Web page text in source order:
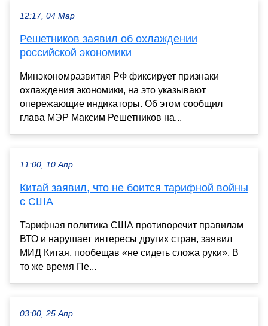
12:17, 04 Мар
Решетников заявил об охлаждении
российской экономики
Минэкономразвития РФ фиксирует признаки
охлаждения экономики, на это указывают
опережающие индикаторы. Об этом сообщил
глава МЭР Максим Решетников на...
11:00, 10 Апр
Китай заявил, что не боится тарифной войны
с США
Тарифная политика США противоречит правилам
ВТО и нарушает интересы других стран, заявил
МИД Китая, пообещав «не сидеть сложа руки». В
то же время Пе...
03:00, 25 Апр